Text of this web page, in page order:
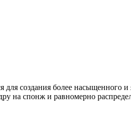
для создания более насыщенного
на спонж и равномерно